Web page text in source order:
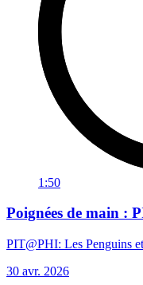
1:50
Poignées de main :
PIT@PHI: Les Penguins
30 avr. 2026